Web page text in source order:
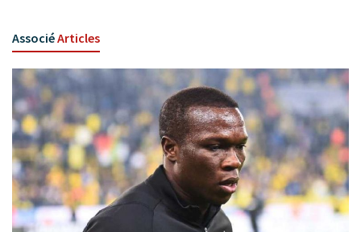
AssociéArticles